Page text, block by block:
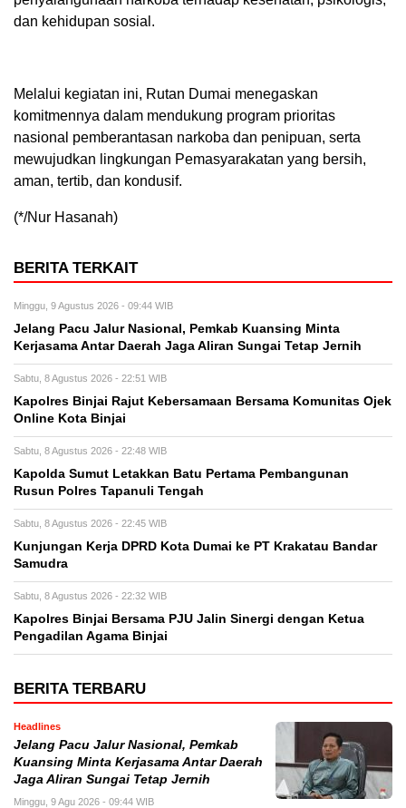
dan kehidupan sosial.
Melalui kegiatan ini, Rutan Dumai menegaskan
komitmennya dalam mendukung program prioritas
nasional pemberantasan narkoba dan penipuan, serta
mewujudkan lingkungan Pemasyarakatan yang bersih,
aman, tertib, dan kondusif.
(*/Nur Hasanah)
BERITA TERKAIT
Minggu, 9 Agustus 2026 - 09:44 WIB
Jelang Pacu Jalur Nasional, Pemkab Kuansing Minta
Kerjasama Antar Daerah Jaga Aliran Sungai Tetap Jernih
Sabtu, 8 Agustus 2026 - 22:51 WIB
Kapolres Binjai Rajut Kebersamaan Bersama Komunitas Ojek
Online Kota Binjai
Sabtu, 8 Agustus 2026 - 22:48 WIB
Kapolda Sumut Letakkan Batu Pertama Pembangunan
Rusun Polres Tapanuli Tengah
Sabtu, 8 Agustus 2026 - 22:45 WIB
Kunjungan Kerja DPRD Kota Dumai ke PT Krakatau Bandar
Samudra
Sabtu, 8 Agustus 2026 - 22:32 WIB
Kapolres Binjai Bersama PJU Jalin Sinergi dengan Ketua
Pengadilan Agama Binjai
BERITA TERBARU
Headlines
Jelang Pacu Jalur Nasional, Pemkab
Kuansing Minta Kerjasama Antar Daerah
Jaga Aliran Sungai Tetap Jernih
Minggu, 9 Agu 2026 - 09:44 WIB